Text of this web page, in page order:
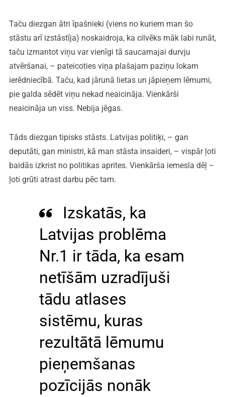
Taču diezgan ātri īpašnieki (viens no kuriem man šo
stāstu arī izstāstīja) noskaidroja, ka cilvēks māk labi runāt,
taču izmantot viņu var vienīgi tā saucamajai durvju
atvēršanai, – pateicoties viņa plašajam paziņu lokam
ierēdniecībā. Taču, kad jārunā lietas un jāpieņem lēmumi,
pie galda sēdēt viņu nekad neaicināja. Vienkārši
neaicināja un viss. Nebija jēgas.
Tāds diezgan tipisks stāsts. Latvijas politiķi, – gan
deputāti, gan ministri, kā man stāsta insaideri, – vispār ļoti
baidās izkrist no politikas aprites. Vienkārša iemesla dēļ –
ļoti grūti atrast darbu pēc tam.
Izskatās, ka
Latvijas problēma
Nr.1 ir tāda, ka esam
netīšām uzradījuši
tādu atlases
sistēmu, kuras
rezultātā lēmumu
pieņemšanas
pozīcijās nonāk